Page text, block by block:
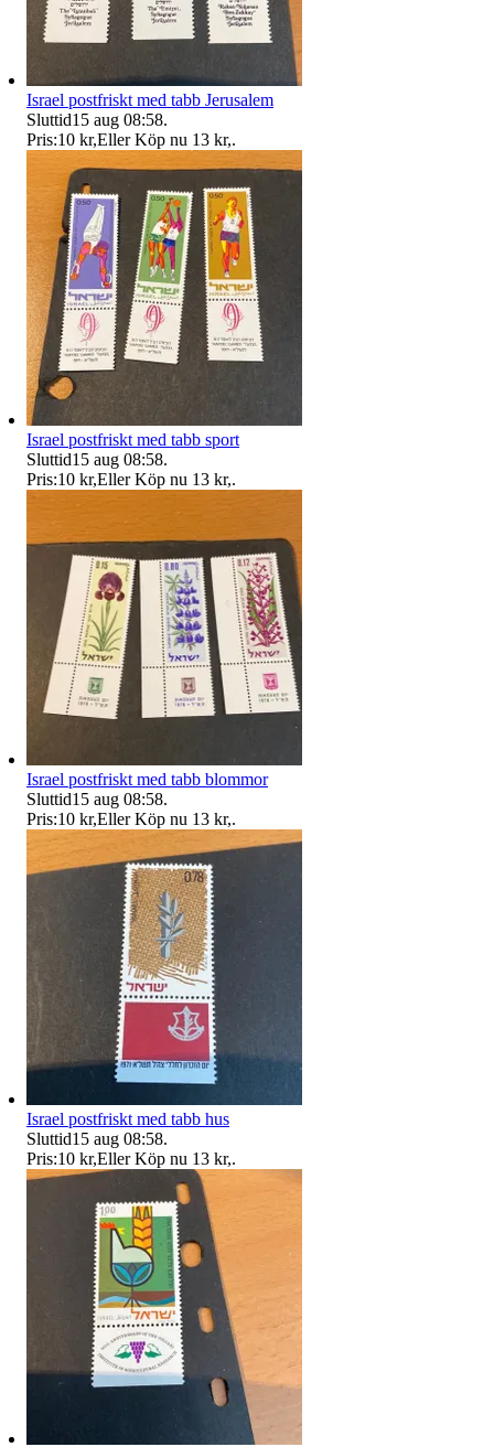
Israel postfriskt med tabb Jerusalem
Sluttid15 aug 08:58.
Pris:10 kr,Eller Köp nu 13 kr,.
Israel postfriskt med tabb sport
Sluttid15 aug 08:58.
Pris:10 kr,Eller Köp nu 13 kr,.
Israel postfriskt med tabb blommor
Sluttid15 aug 08:58.
Pris:10 kr,Eller Köp nu 13 kr,.
Israel postfriskt med tabb hus
Sluttid15 aug 08:58.
Pris:10 kr,Eller Köp nu 13 kr,.